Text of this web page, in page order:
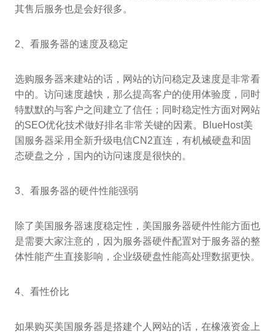
其售后服务也是会好很多。
2、看服务器的速度及稳定
选购服务器来建站的话，网站的访问稳定及速度是非常看
中的。访问速度越快，那么提高客户的使用体验度，同时
特默默的与客户之间建立了信任；同时稳定性方面对网站
的SEO优化技术做好排名非常关键的因素。BlueHost美
国服务器采用全新升级电信CN2直连，有机械硬盘和固
态硬盘之分，国内的访问速度是很快的。
3、看服务器的硬件性能强弱
除了美国服务器速度稳定性，美国服务器硬件性能方面也
是需要大家注意的，因为服务器硬件配置对于服务器的整
体性能产生直接影响，企业级硬盘性能高处理数据更快。
4、看性价比
如果购买美国服务器是搭建个人网站的话，在橡液资金上